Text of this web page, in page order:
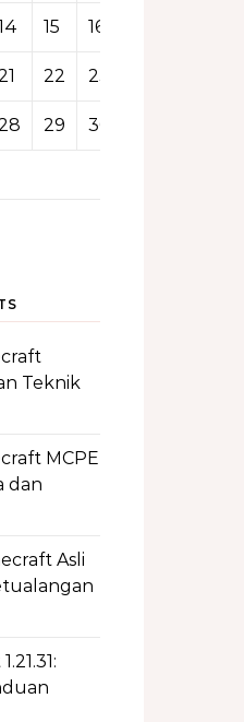
15 16
22 23
29 30
Teknik
MCPE
dan
Asli